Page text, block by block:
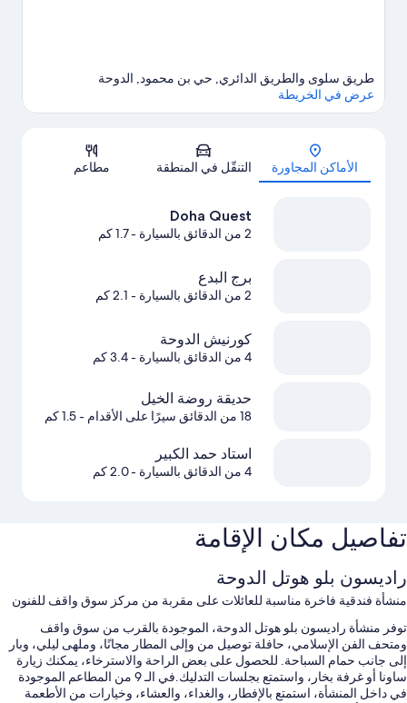
الخريطة
طريق سلوى والطريق الدائري, حي بن محمود, الدوحة
عرض في الخريطة
الأماكن المجاورة التنقّل في المنطقة مطاعم
Doha Quest
2 من الدقائق بالسيارة - 1.7 كم
برج البدع
2 من الدقائق بالسيارة - 2.1 كم
كورنيش الدوحة
4 من الدقائق بالسيارة - 3.4 كم
حديقة روضة الخيل
18 من الدقائق سيرًا على الأقدام - 1.5 كم
استاد حمد الكبير
4 من الدقائق بالسيارة - 2.0 كم
تفاصيل مكان الإقامة
راديسون بلو هوتل الدوحة
منشأة فندقية فاخرة مناسبة للعائلات على مقربة من مركز سوق واقف للفنون
توفر منشأة راديسون بلو هوتل الدوحة، الموجودة بالقرب من سوق واقف
ومتحف الفن الإسلامي، حافلة توصيل من وإلى المطار مجانًا، وملهى ليلي، وبار
إلى جانب حمام السباحة. للحصول على بعض الراحة والاسترخاء، يمكنك زيارة
ساونا أو غرفة بخار، واستمتع بجلسات التدليك.في الـ 9 من المطاعم الموجودة
في داخل المنشأة، استمتع بالإفطار، والغداء، والعشاء، وخيارات من الأطعمة